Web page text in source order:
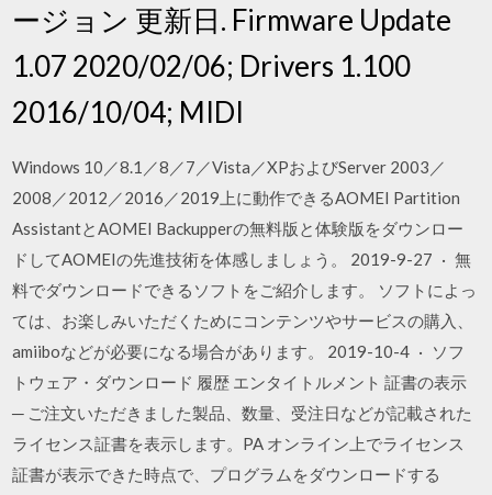
ージョン 更新日. Firmware Update
1.07 2020/02/06; Drivers 1.100
2016/10/04; MIDI
Windows 10／8.1／8／7／Vista／XPおよびServer 2003／
2008／2012／2016／2019上に動作できるAOMEI Partition
AssistantとAOMEI Backupperの無料版と体験版をダウンロー
ドしてAOMEIの先進技術を体感しましょう。 2019-9-27 · 無
料でダウンロードできるソフトをご紹介します。 ソフトによっ
ては、お楽しみいただくためにコンテンツやサービスの購入、
amiiboなどが必要になる場合があります。 2019-10-4 · ソフ
トウェア・ダウンロード 履歴 エンタイトルメント 証書の表示
─ ご注文いただきました製品、数量、受注日などが記載された
ライセンス証書を表示します。PA オンライン上でライセンス
証書が表示できた時点で、プログラムをダウンロードする